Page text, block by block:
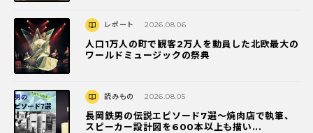
レポート 2026.08.06
人口1万人の町で観客2万人を動員した北欧最大の
ワールドミュージックの祭典
読みもの 2026.08.05
長岡鉄男の伝説エピソード7選〜焼肉店で執筆、
スピーカー設計図を600本以上も描い...